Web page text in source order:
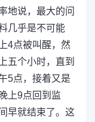
地说，最大的问
几乎是不可能
4点被叫醒，然
五个小时，直到
5点，接着又是
上9点回到监
早就结束了。这